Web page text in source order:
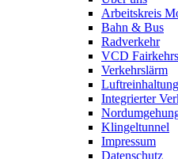
Arbeitskreis
Bahn & Bus
Radverkehr
VCD
Verkehrslärm
Luftreinhaltung
Integrierter
Klingeltunnel
Impressum
Datenschutz